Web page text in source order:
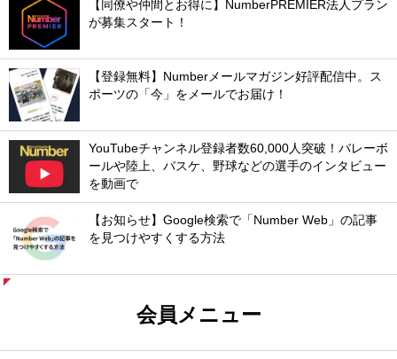
【同僚や仲間とお得に】NumberPREMIER法人プラン
が募集スタート！
【登録無料】Numberメールマガジン好評配信中。ス
ポーツの「今」をメールでお届け！
YouTubeチャンネル登録者数60,000人突破！バレーボ
ールや陸上、バスケ、野球などの選手のインタビュー
を動画で
【お知らせ】Google検索で「Number Web」の記事
を見つけやすくする方法
会員メニュー